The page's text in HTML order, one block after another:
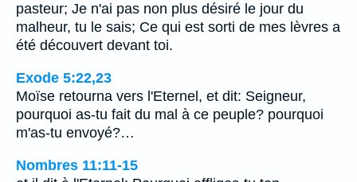
pasteur; Je n'ai pas non plus désiré le jour du
malheur, tu le sais; Ce qui est sorti de mes lèvres a
été découvert devant toi.
Exode 5:22,23
Moïse retourna vers l'Eternel, et dit: Seigneur,
pourquoi as-tu fait du mal à ce peuple? pourquoi
m'as-tu envoyé?…
Nombres 11:11-15